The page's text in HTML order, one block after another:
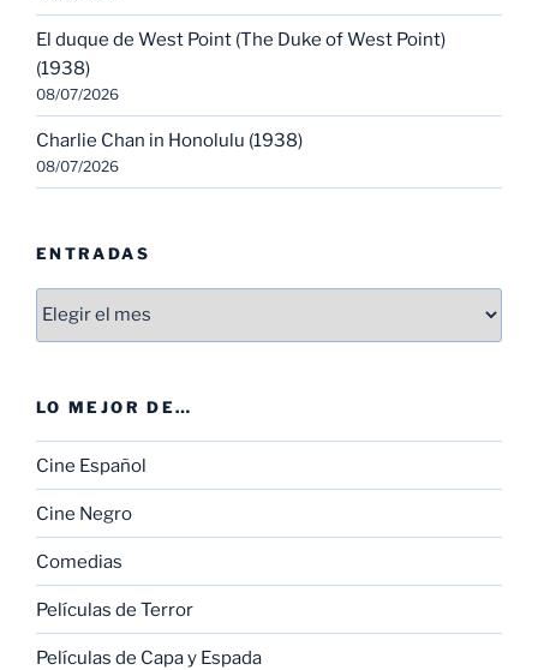
El duque de West Point (The Duke of West Point)
(1938)
08/07/2026
Charlie Chan in Honolulu (1938)
08/07/2026
ENTRADAS
Entradas
LO MEJOR DE…
Cine Español
Cine Negro
Comedias
Películas de Terror
Películas de Capa y Espada